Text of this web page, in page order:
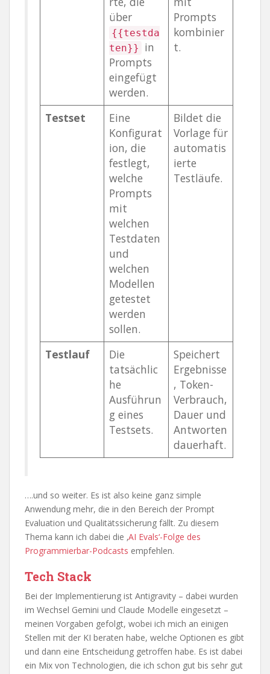
über
{{testda
ten}}
in
Prompts
eingefügt
werden.
Prompts
kombinier
t.
Testset
Eine
Konfigurat
ion, die
festlegt,
welche
Prompts
mit
welchen
Testdaten
und
welchen
Modellen
getestet
werden
sollen.
Bildet die
Vorlage für
automatis
ierte
Testläufe.
Testlauf
Die
tatsächlic
he
Ausführun
g eines
Testsets.
Speichert
Ergebnisse
, Token-
Verbrauch,
Dauer und
Antworten
dauerhaft.
….und so weiter. Es ist also keine ganz simple
Anwendung mehr, die in den Bereich der Prompt
Evaluation und Qualitätssicherung fällt. Zu diesem
Thema kann ich dabei die ‚AI Evals‘-Folge des
Programmierbar-Podcasts empfehlen.
Tech Stack
Bei der Implementierung ist Antigravity – dabei wurden
im Wechsel Gemini und Claude Modelle eingesetzt –
meinen Vorgaben gefolgt, wobei ich mich an einigen
Stellen mit der KI beraten habe, welche Optionen es gibt
und dann eine Entscheidung getroffen habe. Es ist dabei
ein Mix von Technologien, die ich schon gut bis sehr gut